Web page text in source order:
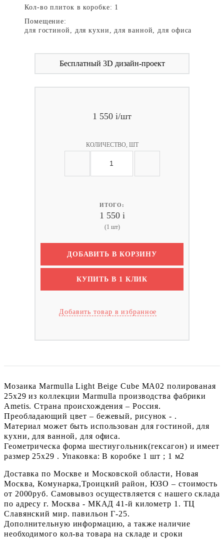
Кол-во плиток в коробке: 1
Помещение:
для гостиной, для кухни, для ванной, для офиса
Бесплатный 3D дизайн-проект
1 550 i/шт
КОЛИЧЕСТВО, ШТ
ИТОГО:
1 550 i
(1 шт)
ДОБАВИТЬ В КОРЗИНУ
КУПИТЬ В 1 КЛИК
Добавить товар в избранное
Мозаика Marmulla Light Beige Cube MA02 полированая
25x29 из коллекции Marmulla производства фабрики
Ametis. Страна происхождения – Россия.
Преобладающий цвет – бежевый, рисунок - .
Материал может быть использован для гостиной, для
кухни, для ванной, для офиса.
Геометрическа форма шестиугольник(гексагон) и имеет
размер 25x29 . Упаковка: В коробке 1 шт ; 1 м2
Доставка по Москве и Московской области, Новая
Москва, Комунарка,Троицкий район, ЮЗО – стоимость
от 2000руб. Самовывоз осуществляется с нашего склада
по адресу г. Москва - МКАД 41-й километр 1. ТЦ
Славянский мир. павильон Г-25.
Дополнительную информацию, а также наличие
необходимого кол-ва товара на складе и сроки